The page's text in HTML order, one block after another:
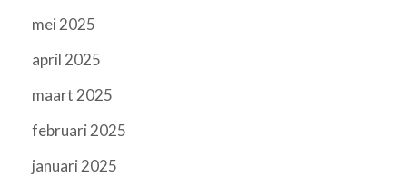
mei 2025
april 2025
maart 2025
februari 2025
januari 2025